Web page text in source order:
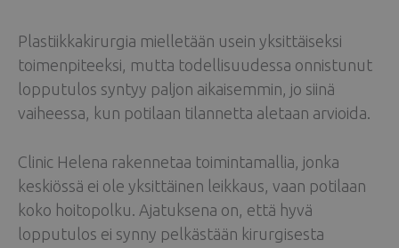
Plastiikkakirurgia mielletään usein yksittäiseksi
toimenpiteeksi, mutta todellisuudessa onnistunut
lopputulos syntyy paljon aikaisemmin, jo siinä
vaiheessa, kun potilaan tilannetta aletaan arvioida.
Clinic Helena rakennetaa toimintamallia, jonka
keskiössä ei ole yksittäinen leikkaus, vaan potilaan
koko hoitopolku. Ajatuksena on, että hyvä
lopputulos ei synny pelkästään kirurgisesta